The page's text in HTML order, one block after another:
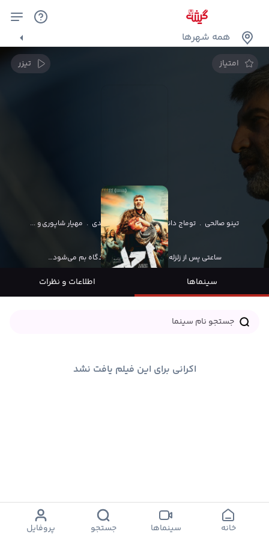
همه شهرها
امتیاز تیزر
احمد
امیرعباس ربیعی
تینو صالحی . توماج دانش بهزادی . ساره رشیدی . مهیار شاپوریو ...
حماسی
ساعتی پس از زلزله، احمد کاظمی وارد فرودگاه بم می‌شود…
سینماها اطلاعات و نظرات
اکرانی برای این فیلم یافت نشد
خانه سینماها جستجو پروفایل